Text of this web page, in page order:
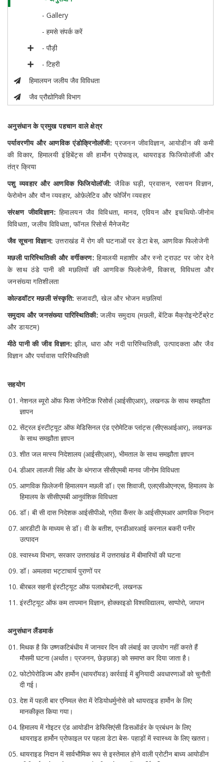
- Gallery
- हमसे संपर्क करें
- पौड़ी
- टिहरी
हिमालयन जलीय जैव विविधता
जैव प्रौद्योगिकी विभाग
अनुसंधान के प्रमुख पहचान वाले क्षेत्र
पर्यावरणीय और आणविक एंडोक्रिनोलॉजी: प्रजनन जीवविज्ञान, आयोडीन की कमी
की विकार, हिमालयी इंहिबेंट्स की हार्मोन प्रोफाइल, थायराइड फिजियोलॉजी और
तंत्र क्रिया
पशु व्यवहार और आणविक फिजियोलॉजी: जैविक घड़ी, प्रवासन, रसायन विज्ञान,
फेरोमोन और यौन व्यवहार, ओफ़ेलेटिव और फोर्जिंग व्यवहार
संरक्षण जीवविज्ञान: हिमालयन जैव विविधता, मानव, एवियन और इचथियो-जीनोम
विविधता, जलीय विविधता, फॉनल रिसोर्स मैनेजमेंट
जैव सूचना विज्ञान: उत्तराखंड में रोग की घटनाओं पर डेटा बेस, आणविक फिलोजेनी
मछली पारिस्थितिकी और वर्गीकरण: हिमालयी महाशीर और स्नो ट्राउट पर जोर देने
के साथ ठंडे पानी की मछलियों की आणविक फिलोजेनी, विकास, विविधता और
जनसंख्या गतिशीलता
कोल्डवॉटर मछली संस्कृति: सजावटी, खेल और भोजन मछलियां
समुदाय और जनसंख्या पारिस्थितिकी: जलीय समुदाय (मछली, बेंटिक मैक्रोइन्टेर्टेब्रेट
और डायटम)
मीठे पानी की जीव विज्ञान: झील, धारा और नदी पारिस्थितिकी, उत्पादकता और जैव
विज्ञान और पर्यावास पारिस्थितिकी
सहयोग
नेशनल ब्यूरो ऑफ फिश जेनेटिक रिसोर्स (आईसीएआर), लखनऊ के साथ समझौता
ज्ञापन
सेंट्रल इंस्टीट्यूट ऑफ मेडिसिनल एंड एरोमेटिक प्लांट्स (सीएसआईआर), लखनऊ
के साथ समझौता ज्ञापन
शीत जल मत्स्य निदेशालय (आईसीएआर), भीमताल के साथ समझौता ज्ञापन
डीआर लालजी सिंह और के थंगराज सीसीएमबी मानव जीनोम विविधता
आणविक फ़िलेजनी हिमालयन मछली डॉ। एस शिवाजी, एलएसीओएनएस, हिमालय के
हिमालय के सीसीएमबी आनुवंशिक विविधता
डॉ। बी सी दास निदेशक आईसीपीओ, ग्रीवा कैंसर के आईसीएमआर आणविक निदान
आरडीटी के माध्यम से डॉ। वी के बतीश, एनडीआरआई करनाल बकरी पनीर
उत्पादन
स्वास्थ्य विभाग, सरकार उत्तराखंड में उत्तराखंड में बीमारियों की घटना
डॉ। अमलावा भट्टाचार्य पुराणों पर
बीरबल सहनी इंस्टीट्यूट ऑफ पलाबोबटनी, लखनऊ
इंस्टीट्यूट ऑफ कम तापमान विज्ञान, होक्काइडो विश्वविद्यालय, साप्पोरो, जापान
अनुसंधान लैंडमार्क
मिथक है कि उष्णकटिबंधीय में जानवर दिन की लंबाई का उपयोग नहीं करते हैं
मौसमी घटना (अर्थात। प्रजनन, छेड़छाड़) को समाप्त कर दिया जाता है।
फोटोपेरोडिज्म और हार्मोन (थायरॉयड) कार्रवाई में बुनियादी अवधारणाओं को चुनौती
दी गई।
देश में पहली बार एनिमल सेरा में रेडियोधर्मुनोसे को थायराइड हार्मोन के लिए
मानकीकृत किया गया।
हिमालय में गोइटर एंड आयोडीन डेफिसिएंसी डिसऑर्डर के प्रबंधन के लिए
थायराइड हार्मोन प्रोफाइल पर पहला डेटा बेस- पहाड़ों में स्वास्थ्य के लिए खतरा।
थायराइड निदान में सार्वभौमिक रूप से इस्तेमाल होने वाली प्रोटीन बाध्य आयोडीन